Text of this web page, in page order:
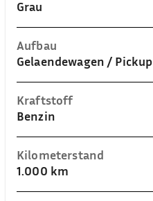
Grau
Aufbau
Gelaendewagen / Pickup
Kraftstoff
Benzin
Kilometerstand
1.000 km